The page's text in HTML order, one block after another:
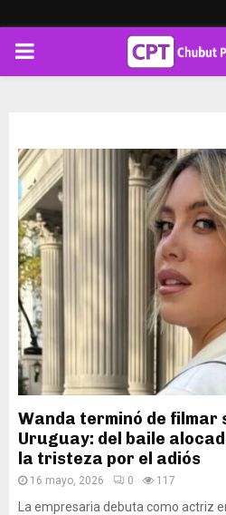
PRIMARY
Wanda terminó de filmar
Uruguay: del baile
la tristeza por el adiós
16 mayo, 2026 0 117
La empresaria debuta como actriz